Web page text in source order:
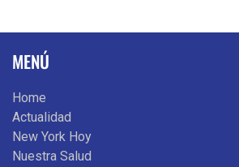
MENÚ
Home
Actualidad
New York Hoy
Nuestra Salud